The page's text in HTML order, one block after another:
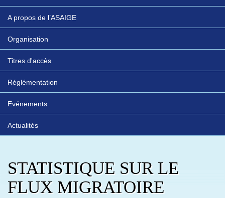
A propos de l’ASAIGE
Organisation
Titres d'accès
Réglémentation
Evénements
Actualités
STATISTIQUE SUR LE
FLUX MIGRATOIRE